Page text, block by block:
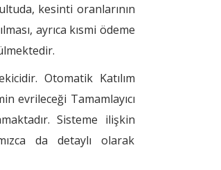
kesinti oranlarının
ayrıca kısmi ödeme
Otomatik Katılım
evrileceği Tamamlayıcı
Sisteme ilişkin
da detaylı olarak